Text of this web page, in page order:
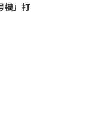
機」打